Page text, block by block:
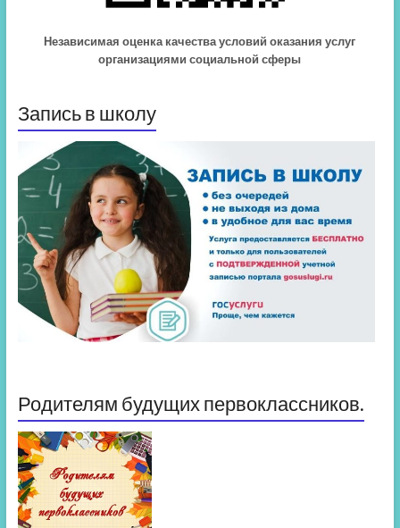
Независимая оценка качества условий оказания услуг
организациями социальной сферы
Запись в школу
Родителям будущих первоклассников.